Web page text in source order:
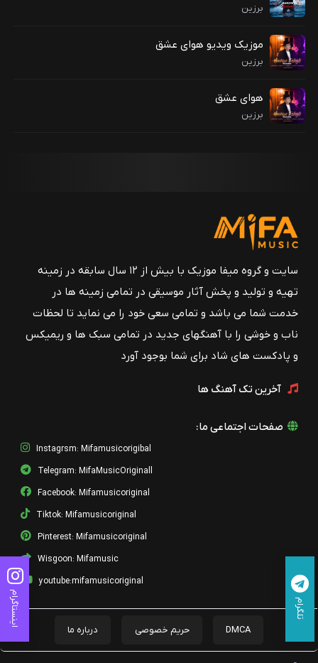
برزین
موزیک ویدیو هوای عشق
برزین
هوای عشق
برزین
سایت و گروه میفا موزیک با بیش از ۱۲ سال سابقه در زمینه
تهیه و تولید و پخش آثار موسیقی در تمامی زمینه ها در
خدمت شما می باشد و تمامی سعی خود را می نماید تا لحظات
ناب و خوشی را با آهنگهای جدید در تمامی سبک ها و ریمیکس
و پادکست های شاد برای شما بوجود آورد
آخرین تک آهنگ ها
صفحات اجتماعی ما:
Instagrsm: Mifamusicorigibal
Telegram: MifaMusicOriginall
Facebook: Mifamusicoriginal
Tiktok: Mifamusicoriginal
Pinterest: Mifamusicoriginal
Wisgoon: Mifamusic
youtube:mifamusicoriginal
DMCA حریم خصوصی درباره ما
اینستاگرام تلگرام